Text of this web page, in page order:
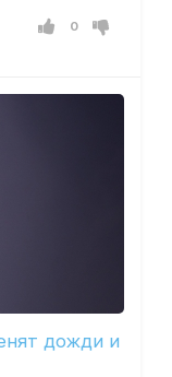
0
дожди и